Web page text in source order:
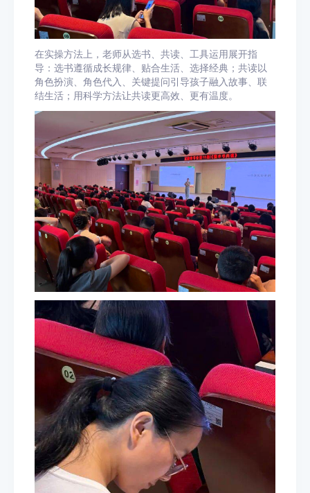
在实操方法上，老师从选书、共读、工具运用展开指
导：选书遵循成长规律、贴合生活、选择经典；共读以
角色扮演、角色代入、关键提问引导孩子融入故事、联
结生活；用科学方法让共读更高效、更有温度。